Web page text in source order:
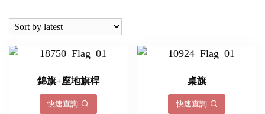
latest
錦旗+座地旗桿
快速查詢
桌旗
快速查詢